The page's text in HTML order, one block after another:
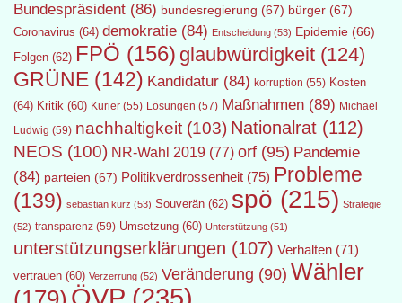
Bundespräsident (86) bundesregierung (67) bürger (67)
Coronavirus (64) demokratie (84) Entscheidung (53) Epidemie (66)
Folgen (62) FPÖ (156) glaubwürdigkeit (124)
GRÜNE (142) Kandidatur (84) korruption (55) Kosten
(64) Kritik (60) Kurier (55) Lösungen (57) Maßnahmen (89) Michael
Ludwig (59) nachhaltigkeit (103) Nationalrat (112)
NEOS (100) NR-Wahl 2019 (77) orf (95) Pandemie
(84) parteien (67) Politikverdrossenheit (75) Probleme
(139) sebastian kurz (53) Souverän (62) spö (215) Strategie
(52) transparenz (59) Umsetzung (60) Unterstützung (51)
unterstützungserklärungen (107) Verhalten (71)
vertrauen (60) Verzerrung (52) Veränderung (90) Wähler